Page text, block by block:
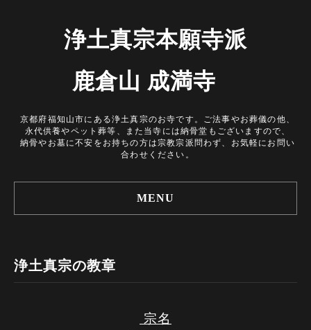
浄土真宗本願寺派
鹿倉山 成満寺
京都府福知山市にある浄土真宗のお寺です。ご法事やお葬儀の他、
永代供養やペット葬等、また当寺には納骨堂もございますので、
納骨やお墓に不安をお持ちの方は宗教宗派問わず、お気軽にお問い
合わせください。
MENU
浄土真宗の教章
宗名